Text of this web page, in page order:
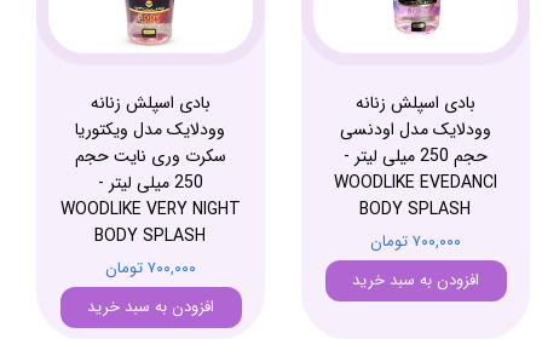
بادی اسپلش زنانه
وودلایک مدل اودنسی
حجم 250 میلی لیتر -
WOODLIKE EVEDANCI
BODY SPLASH
۷۰۰,۰۰۰ تومان
افزودن به سبد خرید
بادی اسپلش زنانه
وودلایک مدل ویکتوریا
سکرت وری نایت حجم
250 میلی لیتر -
WOODLIKE VERY NIGHT
BODY SPLASH
۷۰۰,۰۰۰ تومان
افزودن به سبد خرید